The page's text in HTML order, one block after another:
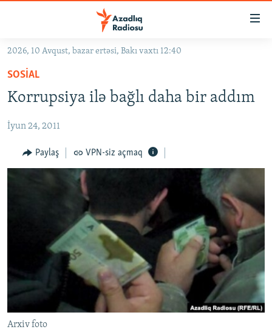
Əsas
qayıt
Əsas
naviqasiyaya
qayıt
GÜNDƏM
KORRUPSIOMETR
#ƏSLINDƏ
FƏRQƏ BAX
QANUNI DOĞRU
FOTOQALEREYA
İNFOQRAFIKA
KARIKATURA
RADIO ARXIV
OXU ZALI
AZƏRBAYCAN ƏDƏBIYYATI KITABXANASI
İSLAM VƏ DEMOKRATIYA
İZ - MƏDƏNIYYƏT PROQRAMI
HAQQIMIZDA
MISSIYAMIZ
PEŞƏ ETIKASI VƏ JURNALISTIKA STANDARTLARIMIZ
MATERIALLARIMIZDAN ISTIFADƏ
BIZI IZLƏ
2026, 10 Avqust, bazar ertəsi, Bakı vaxtı 12:40
SOSIAL
Korrupsiya ilə bağlı daha bir addım
İyun 24, 2011
Paylaş VPN-siz açmaq
Arxiv foto